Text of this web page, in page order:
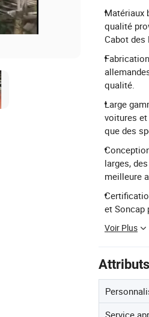
Matériaux
qualité
Cabot des
qualité.
Large
voitures et
que des
larges,
meilleure
et Soncap
Voir Plus